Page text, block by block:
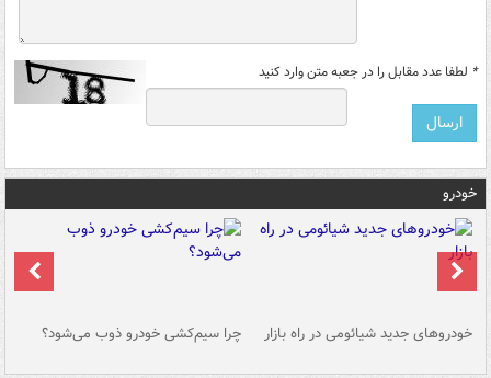
* لطفا عدد مقابل را در جعبه متن وارد کنید
خودرو
خودروهای جدید شیائومی در راه بازار چرا سیم‌کشی خودرو ذوب می‌شود؟